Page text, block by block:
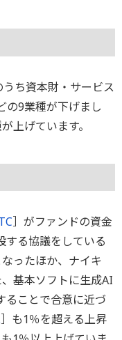
ち資本財・サービス
の9業種が下げまし
上げています。
］がファンドの資金
する協議をしている
ったほか、ナイキ
基本ソフトに生成AI
ることで合意に近づ
］も1％を超える上昇